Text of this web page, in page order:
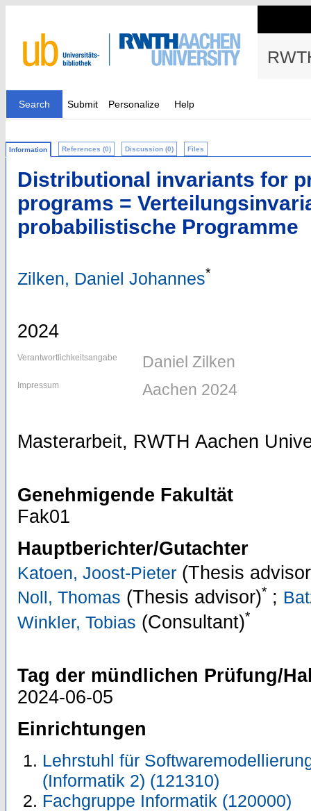
Search Submit Personalize Help
Information References (0) Discussion (0) Files
Distributional invariants for
programs =
probabilistische Programme
Zilken, Daniel Johannes*
2024
Verantwortlichkeitsangabe Daniel Zilken
Impressum Aachen 2024
Masterarbeit, RWTH Aachen
Genehmigende Fakultät
Fak01
Hauptberichter/Gutachter
Katoen, Joost-Pieter (Thesis
Noll, Thomas (Thesis advisor)* ;
Winkler, Tobias (Consultant)*
Tag der mündlichen Prüfung/
2024-06-05
Einrichtungen
Lehrstuhl für
(Informatik 2) (121310)
Fachgruppe Informatik (120000)